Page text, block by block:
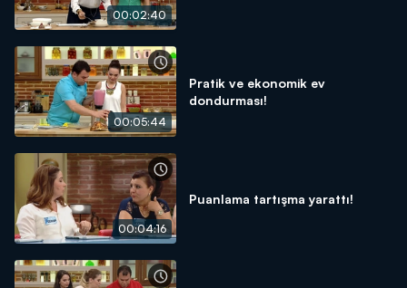
00:02:40
00:05:44
Pratik ve ekonomik ev
dondurması!
00:04:16
Puanlama tartışma yarattı!